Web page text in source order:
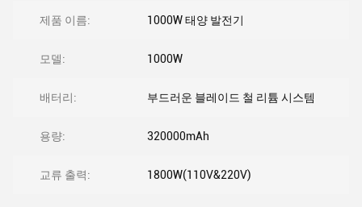
제품 이름: 1000W 태양 발전기
모델: 1000W
배터리: 부드러운 블레이드 철 리튬 시스템
용량: 320000mAh
교류 출력: 1800W(110V&220V)